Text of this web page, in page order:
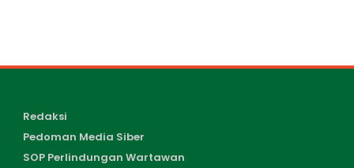
Redaksi
Pedoman Media Siber
SOP Perlindungan Wartawan